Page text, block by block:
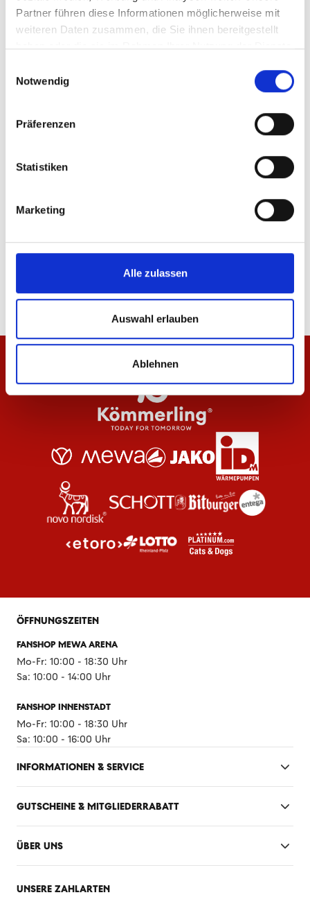
Partner führen diese Informationen möglicherweise mit
weiteren Daten zusammen, die Sie ihnen bereitgestellt
haben oder die sie im Rahmen Ihrer Nutzung der Dienste
Notwendig
Präferenzen
Statistiken
Marketing
Alle zulassen
Auswahl erlauben
Ablehnen
8,95 €
Mitgliederpreis: 8,06 €
Produkt Anzahl: Gib den gewünschten
Anzahl
ÖFFNUNGSZEITEN
FANSHOP MEWA ARENA
Mo-Fr: 10:00 - 18:30 Uhr
Sa: 10:00 - 14:00 Uhr
FANSHOP INNENSTADT
Mo-Fr: 10:00 - 18:30 Uhr
Sa: 10:00 - 16:00 Uhr
INFORMATIONEN & SERVICE
GUTSCHEINE & MITGLIEDERRABATT
ÜBER UNS
UNSERE ZAHLARTEN